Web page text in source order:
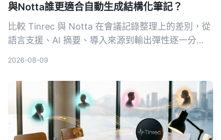
與Notta誰更適合自動生成結構化筆記？
比較 Tinrec 與 Notta 在會議記錄整理上的差別，從
語言支援、AI 摘要、導入來源到輸出彈性逐一分
2026-08-09